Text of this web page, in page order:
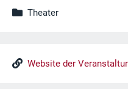
Theater
Website der